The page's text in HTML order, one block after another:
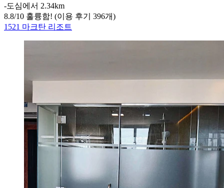
‐도심에서 2.34km
8.8/10 훌륭함! (이용 후기 396개)
1521 마크탄 리조트